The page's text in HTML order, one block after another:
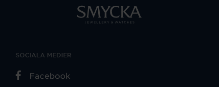
SOCIALA MEDIER
Facebook